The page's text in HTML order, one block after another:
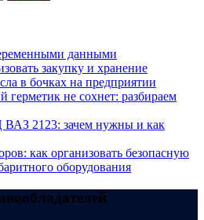
данными
закупку и хранение
в бочках на предприятии
не сохнет: разбираем
ВАЗ 2123: зачем нужны и как
как организовать безопасную
оборудования